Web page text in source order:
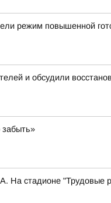
режим повышенной
и обсудили
стадионе "Трудовые